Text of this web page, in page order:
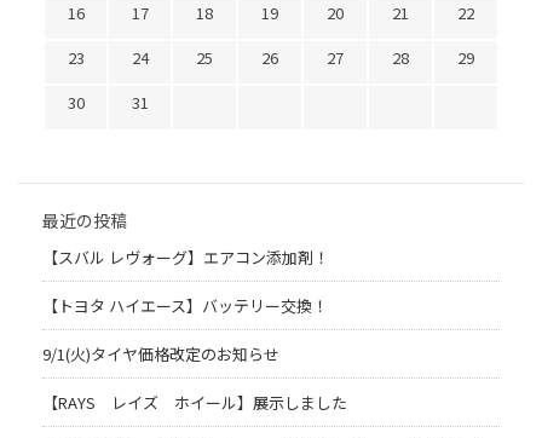
16
17 18 19 20 21
22
23
24 25 26 27 28
29
30
31
最近の投稿
【スバル レヴォーグ】エアコン添加剤！
【トヨタ ハイエース】バッテリー交換！
9/1(火)タイヤ価格改定のお知らせ
【RAYS レイズ ホイール】展示しました